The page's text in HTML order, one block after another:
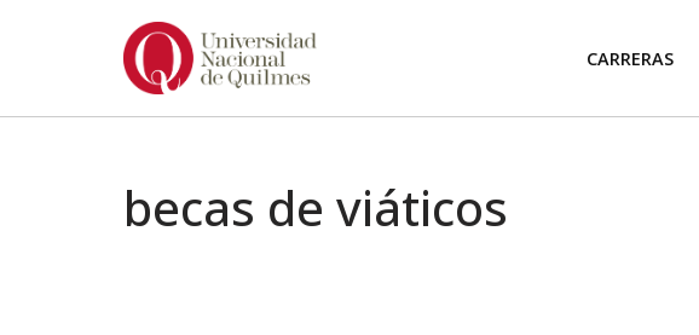
CARRERAS
becas de viáticos